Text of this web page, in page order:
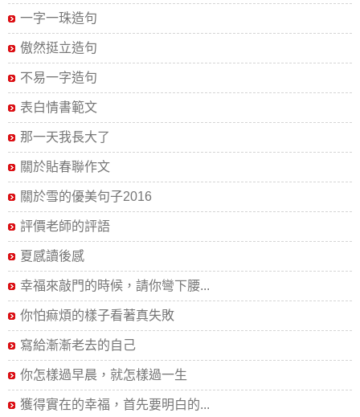
一字一珠造句
傲然挺立造句
不易一字造句
表白情書範文
那一天我長大了
關於貼春聯作文
關於雪的優美句子2016
評價老師的評語
夏感讀後感
幸福來敲門的時候，請你彎下腰...
你怕痲煩的樣子看著真失敗
寫給漸漸老去的自己
你怎樣過早晨，就怎樣過一生
獲得實在的幸福，首先要明白的...